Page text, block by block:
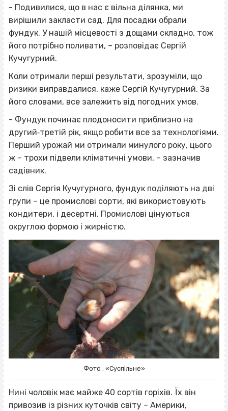
- Подивилися, що в нас є вільна ділянка, ми
вирішили закласти сад. Для посадки обрали
фундук. У нашій місцевості з дощами складно, тож
його потрібно поливати, – розповідає Сергій
Кучугурний.
Коли отримали перші результати, зрозуміли, що
ризики виправдалися, каже Сергій Кучугурний. За
його словами, все залежить від погодних умов.
- Фундук починає плодоносити приблизно на
другий‐третій рік, якщо робити все за технологіями.
Перший урожай ми отримали минулого року, цього
ж – трохи підвели кліматичні умови, – зазначив
садівник.
Зі слів Сергія Кучугурного, фундук поділяють на дві
групи – це промислові сорти, які використовують
кондитери, і десертні. Промислові цінуються
округлою формою і жирністю.
Фото : «Суспільне»
Нині чоловік має майже 40 сортів горіхів. Їх він
привозив із різних куточків світу – Америки,